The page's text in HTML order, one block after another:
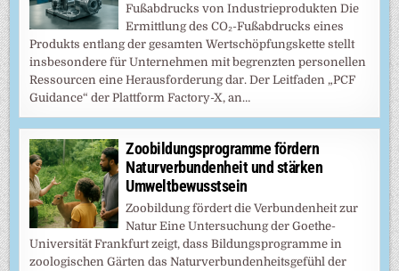
Fußabdrucks von Industrieprodukten Die
Ermittlung des CO₂-Fußabdrucks eines
Produkts entlang der gesamten Wertschöpfungskette stellt
insbesondere für Unternehmen mit begrenzten personellen
Ressourcen eine Herausforderung dar. Der Leitfaden „PCF
Guidance“ der Plattform Factory-X, an…
Zoobildungsprogramme fördern
Naturverbundenheit und stärken
Umweltbewusstsein
Zoobildung fördert die Verbundenheit zur
Natur Eine Untersuchung der Goethe-
Universität Frankfurt zeigt, dass Bildungsprogramme in
zoologischen Gärten das Naturverbundenheitsgefühl der